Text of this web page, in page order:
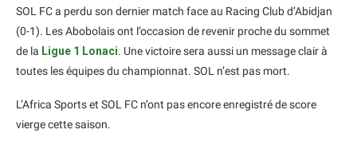
SOL FC a perdu son dernier match face au Racing Club d’Abidjan
(0-1). Les Abobolais ont l’occasion de revenir proche du sommet
de la Ligue 1 Lonaci. Une victoire sera aussi un message clair à
toutes les équipes du championnat. SOL n’est pas mort.
L’Africa Sports et SOL FC n’ont pas encore enregistré de score
vierge cette saison.